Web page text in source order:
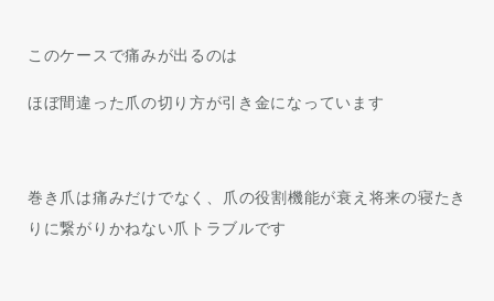
このケースで痛みが出るのは
ほぼ間違った爪の切り方が引き金になっています
巻き爪は痛みだけでなく、爪の役割機能が衰え将来の寝たき
りに繋がりかねない爪トラブルです